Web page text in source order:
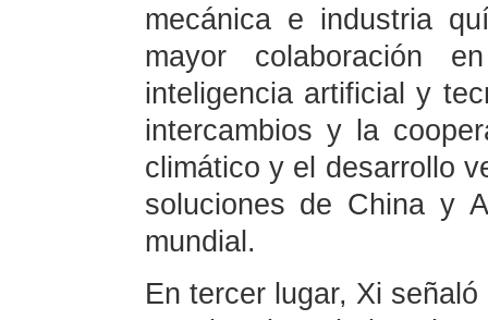
mecánica e industria
mayor colaboración
inteligencia artificial y
intercambios y la
climático y el desarrollo
soluciones de China y
mundial.
En tercer lugar, Xi